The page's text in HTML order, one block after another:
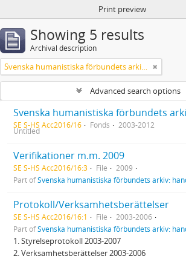
Print preview
Showing 5 results
Archival description
Svenska humanistiska förbundets arkiv: handlingar 2003-2012
Advanced search options
SE S-HS Acc2016/16 Fonds 2003-2012
Untitled
Verifikationer m.m. 2009
SE S-HS Acc2016/16:3 File
2009
Part ofSvenska humanistiska förbundets arkiv:
Protokoll/Verksamhetsberättelser
SE S-HS Acc2016/16:1 File
2003-2006
Part ofSvenska humanistiska förbundets arkiv:
1. Styrelseprotokoll 2003-2007
2. Verksamhetsberättelser 2003-2006